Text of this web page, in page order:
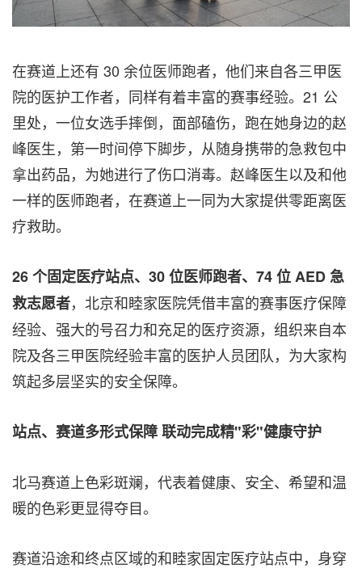
在赛道上还有 30 余位医师跑者，他们来自各三甲医
院的医护工作者，同样有着丰富的赛事经验。21 公
里处，一位女选手摔倒，面部磕伤，跑在她身边的赵
峰医生，第一时间停下脚步，从随身携带的急救包中
拿出药品，为她进行了伤口消毒。赵峰医生以及和他
一样的医师跑者，在赛道上一同为大家提供零距离医
疗救助。
26 个固定医疗站点、30 位医师跑者、74 位 AED 急
救志愿者，北京和睦家医院凭借丰富的赛事医疗保障
经验、强大的号召力和充足的医疗资源，组织来自本
院及各三甲医院经验丰富的医护人员团队，为大家构
筑起多层坚实的安全保障。
站点、赛道多形式保障 联动完成精"彩"健康守护
北马赛道上色彩斑斓，代表着健康、安全、希望和温
暖的色彩更显得夺目。
赛道沿途和终点区域的和睦家固定医疗站点中，身穿